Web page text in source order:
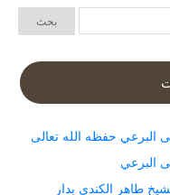
البرعي حفظه الله تعالى
البرعي
1448 محاضرة للشيخ طاهر الكندي بدار